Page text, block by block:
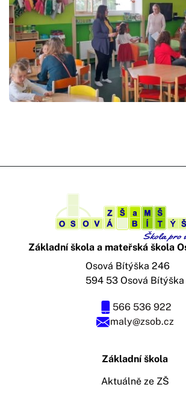
Základní škola a mateřská škola
maly@zsob.cz
566 536 922
Osová Bítýška 246
594 53 Osová Bítýška
Základní škola
Aktuálně ze ZŠ